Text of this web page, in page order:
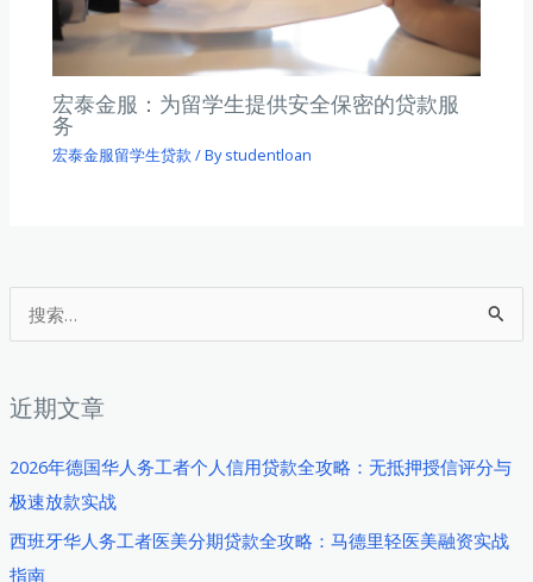
索
近期文章
2026年德国华人务工者个人信用贷款全攻略：无抵押授信评分与
极速放款实战
西班牙华人务工者医美分期贷款全攻略：马德里轻医美融资实战
指南
宏泰金服：为留学生提供安全保密的贷款服
务
宏泰金服留学生贷款 / Bystudentloan